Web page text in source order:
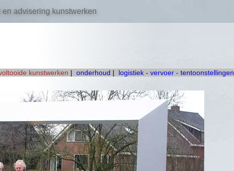
advisering kunstwerken
kunstwerken | onderhoud | logistiek - vervoer - tentoonstellingen